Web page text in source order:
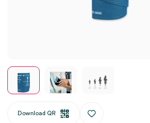
Download QR